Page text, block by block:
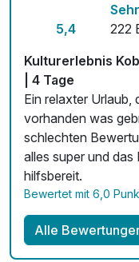
5,4
222
Kulturerlebnis
| 4 Tage
Ein relaxter Urlaub,
vorhanden was
schlechten
alles super und
hilfsbereit.
Bewertet mit 6,0
Alle